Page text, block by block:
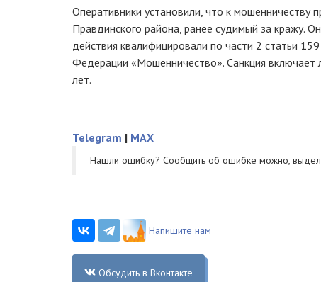
Оперативники установили, что к мошенничеству
Правдинского района, ранее судимый за кражу.
действия квалифицировали по части 2 статьи
Федерации «Мошенничество». Санкция
лет.
Telegram | MAX
Нашли ошибку? Cообщить об ошибке можно,
Напишите нам
Обсудить в Вконтакте